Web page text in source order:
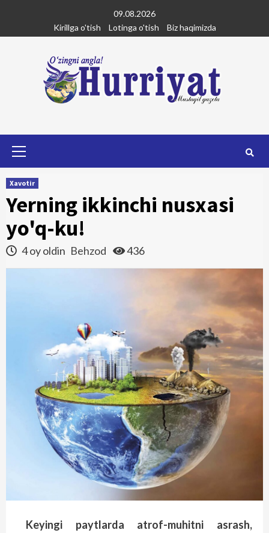
content
09.08.2026
Kirillga o'tish
Lotinga o'tish Biz haqimizda
Xavotir
Yerning ikkinchi nusxasi
yo'q-ku!
4 oy oldin Behzod 436
Keyingi paytlarda atrof-muhitni asrash,